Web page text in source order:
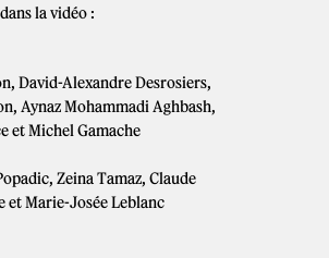
la vidéo :
David-Alexandre Desrosiers,
Aynaz Mohammadi Aghbash,
et Michel Gamache
Zeina Tamaz, Claude
et Marie-Josée Leblanc